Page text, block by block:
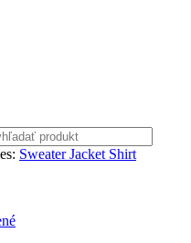
SweaterJacket Shirt